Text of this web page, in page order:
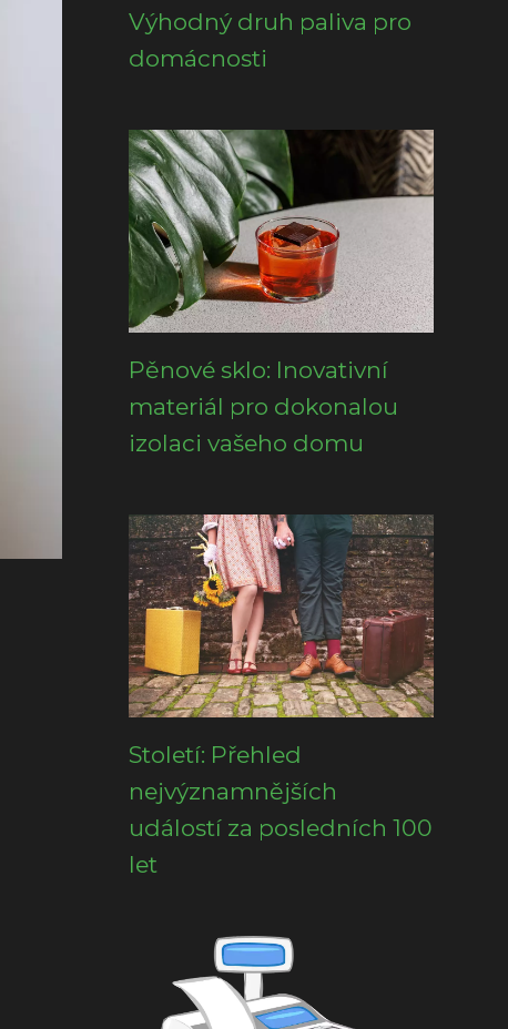
Výhodný druh paliva pro
domácnosti
Pěnové sklo: Inovativní
materiál pro dokonalou
izolaci vašeho domu
Století: Přehled
nejvýznamnějších
událostí za posledních 100
let